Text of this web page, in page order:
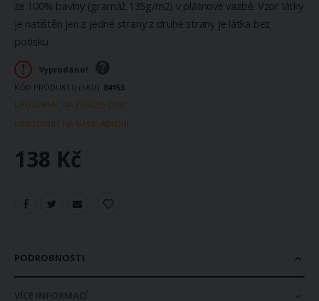
ze 100% bavlny (gramáž 135g/m2) v plátnové vazbě. Vzor látky
je natištěn jen z jedné strany z druhé strany je látka bez
potisku.
Vyprodáno!
KÓD PRODUKTU (SKU) 84153
UPOZORNIT NA POKLES CENY
UPOZORNIT NA NASKLADNĚNÍ
138 Kč
PODROBNOSTI